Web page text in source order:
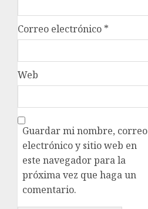
Correo electrónico *
Web
Guardar mi nombre, correo
electrónico y sitio web en
este navegador para la
próxima vez que haga un
comentario.